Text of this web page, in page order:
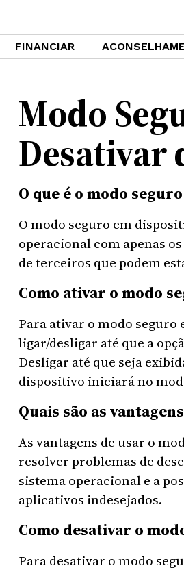
FINANCIAR
Modo
Desativar
O que é o modo
O modo seguro em
operacional com apenas
de terceiros que podem
Como ativar o modo
Para ativar o modo seguro
ligar/desligar até que a
Desligar até que seja
dispositivo iniciará no
Quais são as
As vantagens de usar o
resolver problemas de
sistema operacional e a
aplicativos indesejados.
Como desativar o
Para desativar o modo